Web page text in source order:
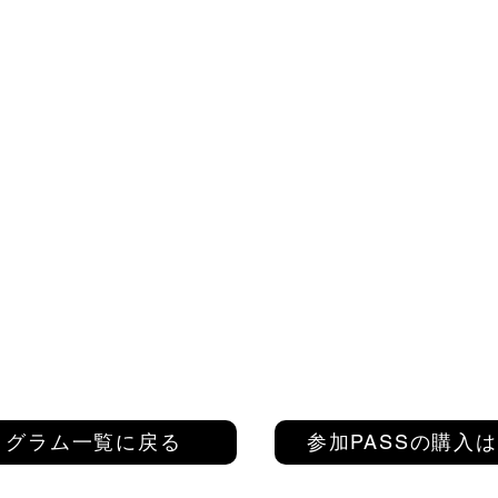
グラム一覧に戻る 参加PASSの購入